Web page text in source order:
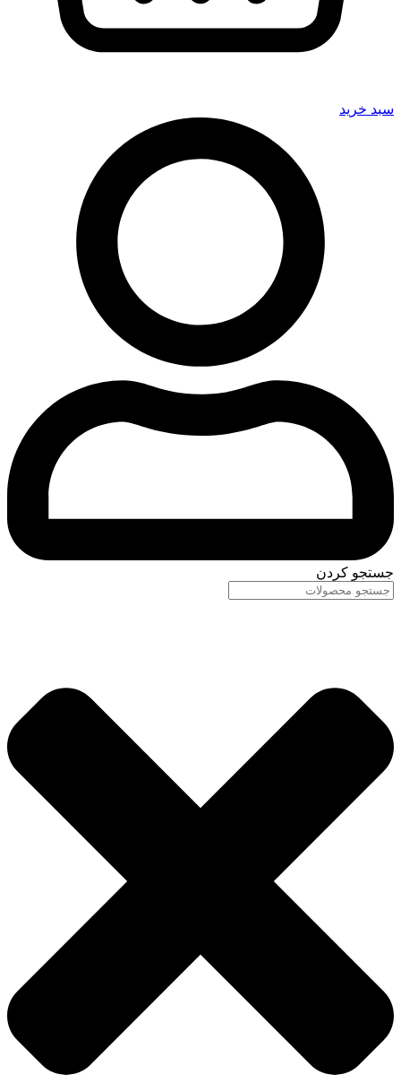
سبد خرید
جستجو کردن